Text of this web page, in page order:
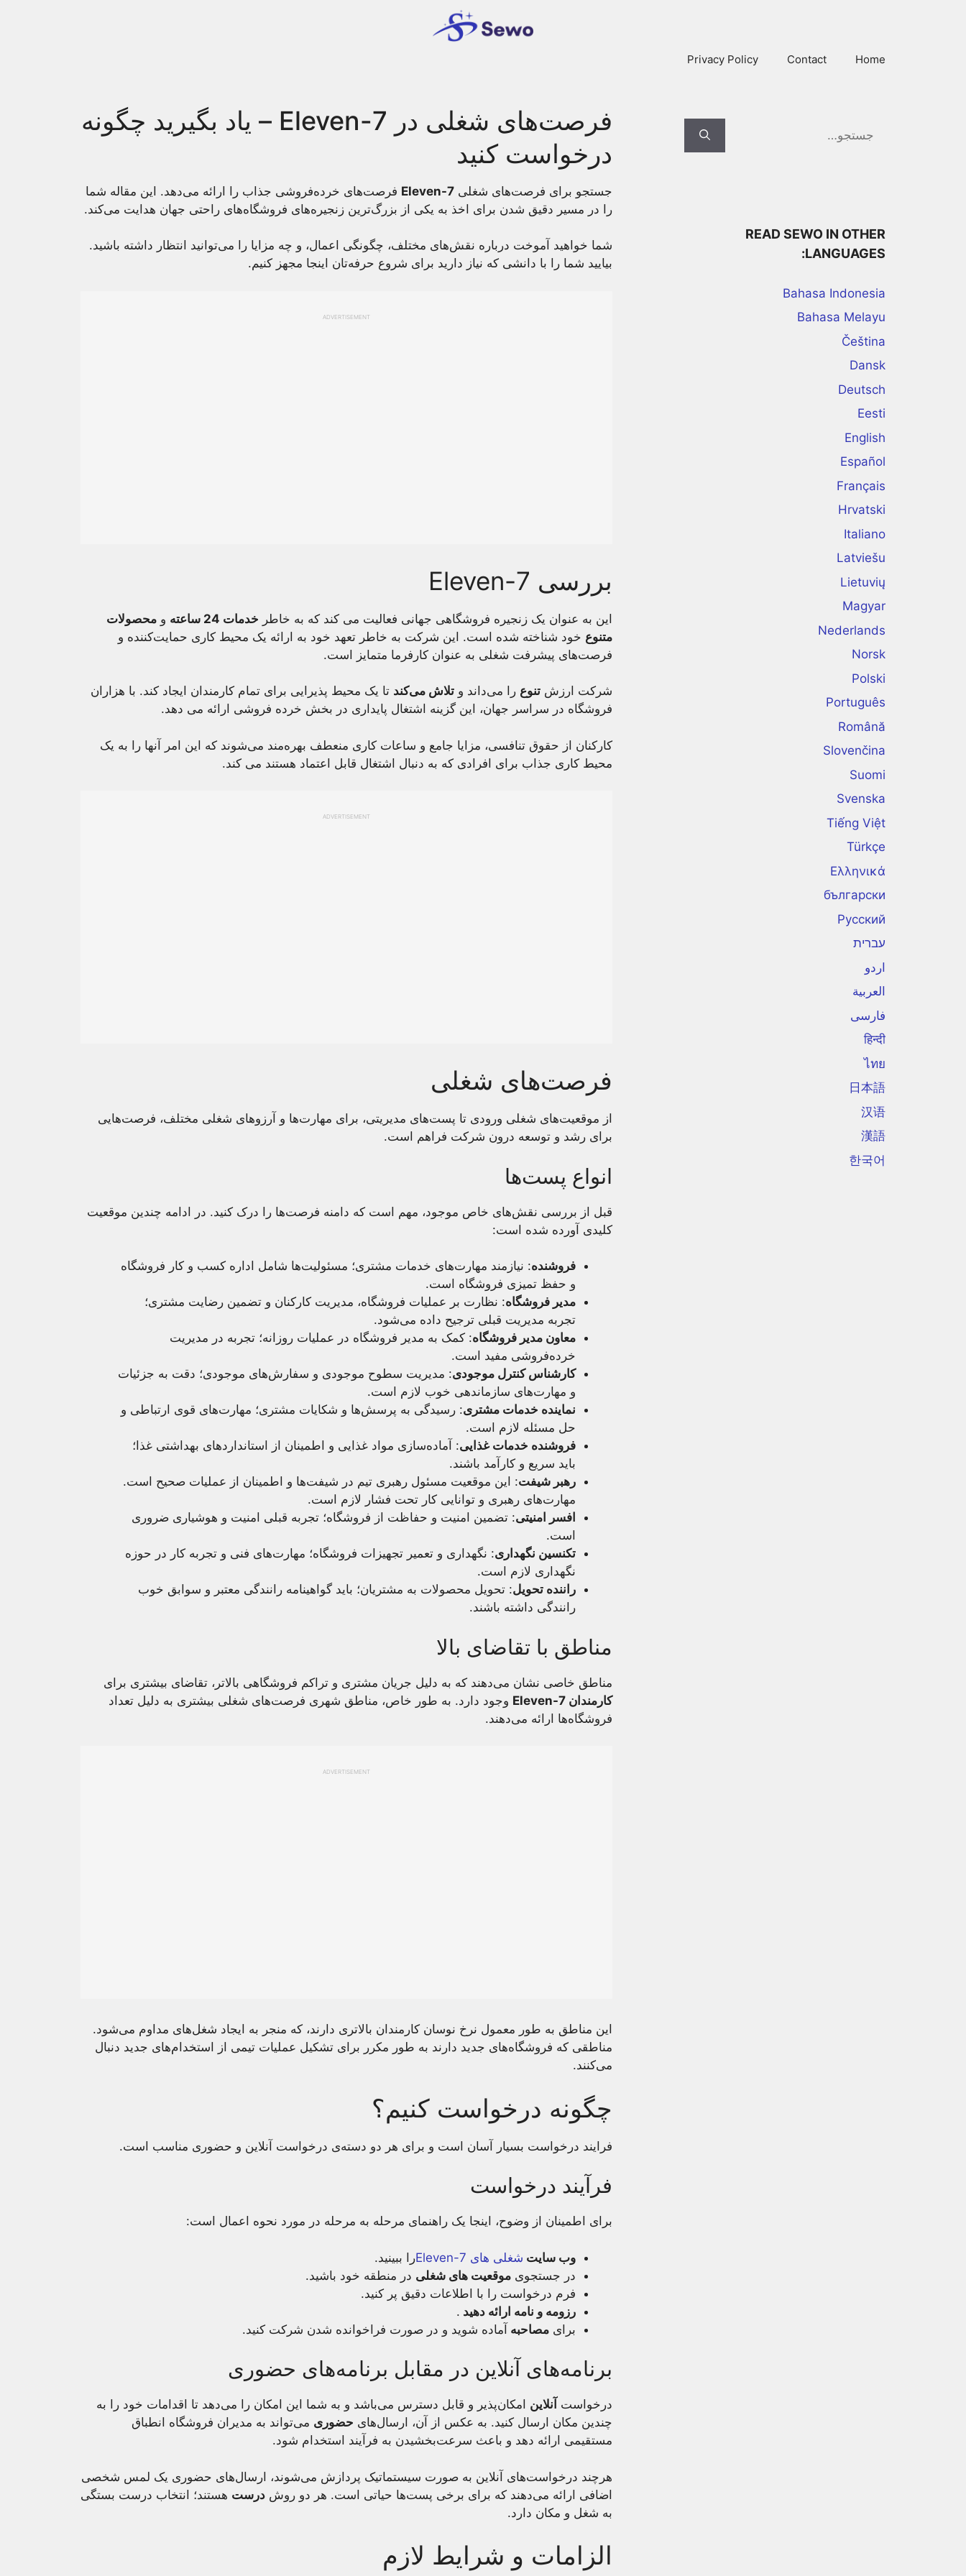
Home
Contact
Privacy Policy
فرصت‌های شغلی در 7-Eleven – یاد بگیرید چگونه
درخواست کنید
جستجو برای فرصت‌های شغلی 7-Eleven
فرصت‌های خرده‌فروشی جذاب را ارائه می‌دهد. این مقاله شما
را در مسیر دقیق شدن برای اخذ به یکی از بزرگ‌ترین زنجیره‌های فروشگاه‌های راحتی جهان هدایت می‌کند.
شما خواهید آموخت درباره نقش‌های مختلف، چگونگی اعمال، و چه مزایا را می‌توانید انتظار داشته باشید.
بیایید شما را با دانشی که نیاز دارید برای شروع حرفه‌تان اینجا مجهز کنیم.
ADVERTISEMENT
بررسی 7-Eleven
این به عنوان یک زنجیره فروشگاهی جهانی فعالیت می کند که به خاطر خدمات 24 ساعته و محصولات
متنوع خود شناخته شده است. این شرکت به خاطر تعهد خود به ارائه یک محیط کاری حمایت‌کننده و
فرصت‌های پیشرفت شغلی به عنوان کارفرما متمایز است.
شرکت ارزش تنوع را می‌داند و تلاش می‌کند تا یک محیط پذیرایی برای تمام کارمندان ایجاد کند. با هزاران
فروشگاه در سراسر جهان، این گزینه اشتغال پایداری در بخش خرده فروشی ارائه می دهد.
کارکنان از حقوق تنافسی، مزایا جامع و ساعات کاری منعطف بهره‌مند می‌شوند که این امر آنها را به یک
محیط کاری جذاب برای افرادی که به دنبال اشتغال قابل اعتماد هستند می کند.
ADVERTISEMENT
فرصت‌های شغلی
از موقعیت‌های شغلی ورودی تا پست‌های مدیریتی، برای مهارت‌ها و آرزوهای شغلی مختلف، فرصت‌هایی
برای رشد و توسعه درون شرکت فراهم است.
انواع پست‌ها
قبل از بررسی نقش‌های خاص موجود، مهم است که دامنه فرصت‌ها را درک کنید. در ادامه چندین موقعیت
کلیدی آورده شده است:
فروشنده: نیازمند مهارت‌های خدمات مشتری؛ مسئولیت‌ها شامل اداره کسب و کار فروشگاه
و حفظ تمیزی فروشگاه است.
مدیر فروشگاه: نظارت بر عملیات فروشگاه، مدیریت کارکنان و تضمین رضایت مشتری؛
تجربه مدیریت قبلی ترجیح داده می‌شود.
معاون مدیر فروشگاه: کمک به مدیر فروشگاه در عملیات روزانه؛ تجربه در مدیریت
خرده‌فروشی مفید است.
کارشناس کنترل موجودی: مدیریت سطوح موجودی و سفارش‌های موجودی؛ دقت به جزئیات
و مهارت‌های سازماندهی خوب لازم است.
نماینده خدمات مشتری: رسیدگی به پرسش‌ها و شکایات مشتری؛ مهارت‌های قوی ارتباطی و
حل مسئله لازم است.
فروشنده خدمات غذایی: آماده‌سازی مواد غذایی و اطمینان از استانداردهای بهداشتی غذا؛
باید سریع و کارآمد باشند.
رهبر شیفت: این موقعیت مسئول رهبری تیم در شیفت‌ها و اطمینان از عملیات صحیح است.
مهارت‌های رهبری و توانایی کار تحت فشار لازم است.
افسر امنیتی: تضمین امنیت و حفاظت از فروشگاه؛ تجربه قبلی امنیت و هوشیاری ضروری
است.
تکنسین نگهداری: نگهداری و تعمیر تجهیزات فروشگاه؛ مهارت‌های فنی و تجربه کار در حوزه
نگهداری لازم است.
راننده تحویل: تحویل محصولات به مشتریان؛ باید گواهینامه رانندگی معتبر و سوابق خوب
رانندگی داشته باشند.
مناطق با تقاضای بالا
مناطق خاصی نشان می‌دهند که به دلیل جریان مشتری و تراکم فروشگاهی بالاتر، تقاضای بیشتری برای
کارمندان 7-Eleven
وجود دارد. به طور خاص، مناطق شهری فرصت‌های شغلی بیشتری به دلیل تعداد
فروشگاه‌ها ارائه می‌دهند.
ADVERTISEMENT
این مناطق به طور معمول نرخ نوسان کارمندان بالاتری دارند، که منجر به ایجاد شغل‌های مداوم می‌شود.
مناطقی که فروشگاه‌های جدید دارند به طور مکرر برای تشکیل عملیات تیمی از استخدام‌های جدید دنبال
می‌کنند.
چگونه درخواست کنیم؟
فرایند درخواست بسیار آسان است و برای هر دو دسته‌ی درخواست آنلاین و حضوری مناسب است.
فرآیند درخواست
برای اطمینان از وضوح، اینجا یک راهنمای مرحله به مرحله در مورد نحوه اعمال است:
وب سایت شغلی های 7-Eleven
را ببینید.
در جستجوی موقعیت های شغلی در منطقه خود باشید.
فرم درخواست را با اطلاعات دقیق پر کنید.
رزومه و نامه ارائه دهید .
برای مصاحبه آماده شوید و در صورت فراخوانده شدن شرکت کنید.
برنامه‌های آنلاین در مقابل برنامه‌های حضوری
درخواست آنلاین امکان‌پذیر و قابل دسترس می‌باشد و به شما این امکان را می‌دهد تا اقدامات خود را به
چندین مکان ارسال کنید. به عكس از آن، ارسال‌های حضوری می‌تواند به مدیران فروشگاه انطباق
مستقیمی ارائه دهد و باعث سرعت‌بخشیدن به فرآیند استخدام شود.
هرچند درخواست‌های آنلاین به صورت سیستماتیک پردازش می‌شوند، ارسال‌های حضوری یک لمس شخصی
اضافی ارائه می‌دهند که برای برخی پست‌ها حیاتی است. هر دو روش درست هستند؛ انتخاب درست بستگی
به شغل و مکان دارد.
الزامات و شرایط لازم
READ SEWO IN OTHER
LANGUAGES:
Bahasa Indonesia
Bahasa Melayu
Čeština
Dansk
Deutsch
Eesti
English
Español
Français
Hrvatski
Italiano
Latviešu
Lietuvių
Magyar
Nederlands
Norsk
Polski
Português
Română
Slovenčina
Suomi
Svenska
Tiếng Việt
Türkçe
Ελληνικά
български
Русский
עברית
اردو
العربية
فارسی
हिन्दी
ไทย
日本語
汉语
漢語
한국어